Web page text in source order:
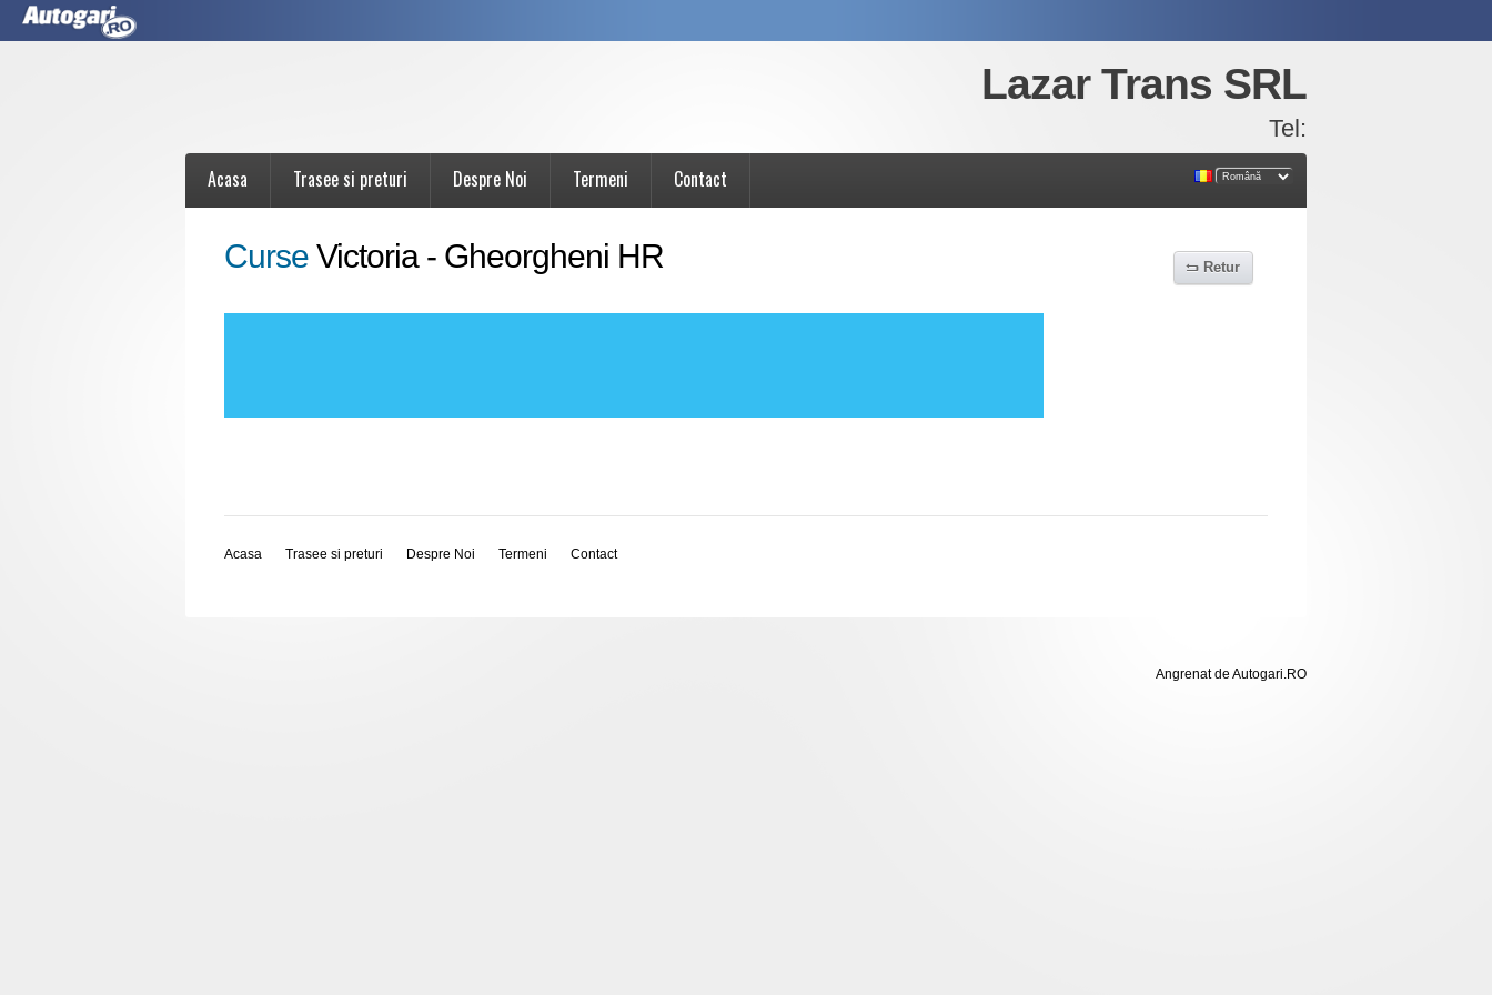
Lazar Trans SRL
Tel:
Acasa Trasee si preturi Despre Noi Termeni Contact
Curse Victoria - Gheorgheni HR Retur
Acasa Trasee si preturi Despre Noi Termeni Contact
Angrenat de Autogari.RO